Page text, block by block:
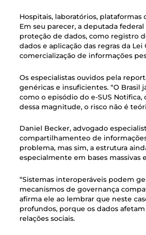
Hospitais, laboratórios,
Em seu parecer, a deputada
proteção de dados, como registro
dados e aplicação das regras da
comercialização de informações
Os especialistas ouvidos pela
genéricas e insuficientes. “O
como o episódio do e-SUS
dessa magnitude, o risco não é
Daniel Becker, advogado
compartilhamenteo de
problema, mas sim, a estrutura
especialmente em bases massivas
“Sistemas interoperáveis podem
mecanismos de governança
afirma ele ao lembrar que neste
profundos, porque os dados
relações sociais.